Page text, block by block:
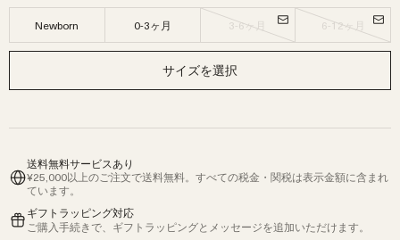
Newborn 0-3ヶ月 3-6ヶ月 6-12ヶ月
サイズを選択
送料無料サービスあり
¥25,000以上のご注文で送料無料。すべての税金・関税は表示金額に含まれ
ています。
ギフトラッピング対応
ご購入手続きで、ギフトラッピングとメッセージを追加いただけます。